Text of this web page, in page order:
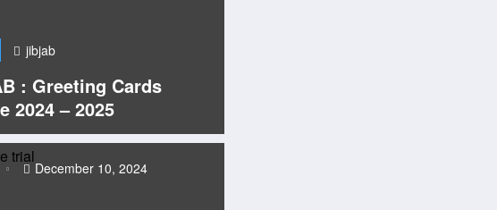
jibjab
: Greeting Cards
2024 – 2025
December 10, 2024